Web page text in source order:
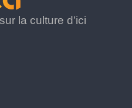
la culture d’ici